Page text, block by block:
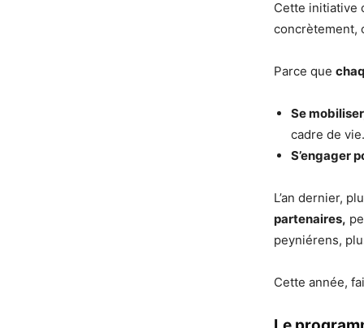
Cette initiative
concrètement,
Parce que
Se
cadre de vie.
S’engager
L’an dernier,
partenaires,
peyniérens,
Cette année,